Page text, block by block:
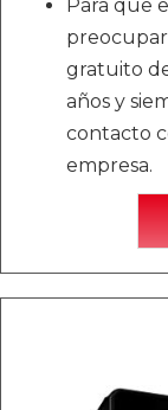
Para que
gratuito
años y
contacto
empresa.